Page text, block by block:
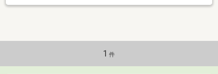
きません■赤穂線「寒河」駅まで徒歩９分♪■家庭菜園も楽しめる
住み始めるまでの流れetc.など、余すことなくご説明させていた
だきます！LINEでやり取りも可能ですので、お気軽にお問い合わ
1 件